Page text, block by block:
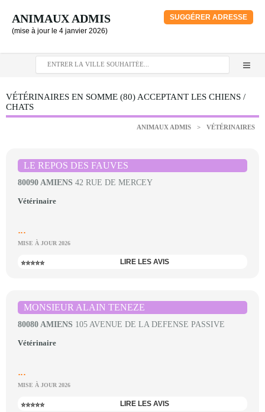
ANIMAUX ADMIS
(mise à jour le 4 janvier 2026)
SUGGÉRER ADRESSE
VÉTÉRINAIRES EN SOMME (80) ACCEPTANT LES CHIENS /
CHATS
ANIMAUX ADMIS > VÉTÉRINAIRES
LE REPOS DES FAUVES
80090 AMIENS 42 RUE DE MERCEY
Vétérinaire
...
MISE À JOUR 2026
⭐⭐⭐⭐⭐ LIRE LES AVIS
MONSIEUR ALAIN TENEZE
80080 AMIENS 105 AVENUE DE LA DEFENSE PASSIVE
Vétérinaire
...
MISE À JOUR 2026
⭐⭐⭐⭐⭐ LIRE LES AVIS